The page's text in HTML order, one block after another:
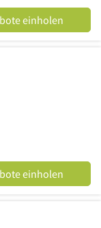
einholen
einholen